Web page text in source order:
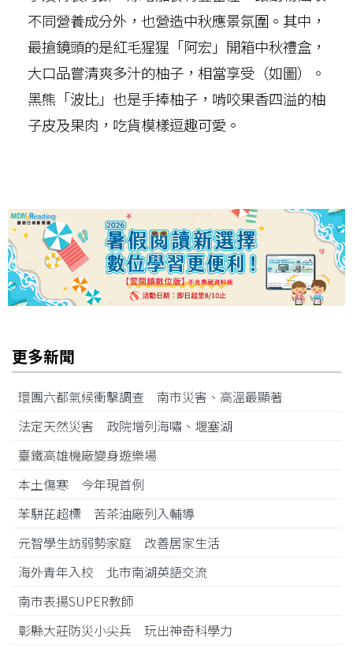
不同營養成分外，也營造中秋應景氛圍。其中，
最搶鏡頭的是紅毛猩猩「阿宏」開箱中秋禮盒，
大口品嘗清爽多汁的柚子，相當享受（如圖）。
黑熊「波比」也是手捧柚子，啃咬果香四溢的柚
子皮及果肉，吃貨模樣逗趣可愛。
更多新聞
環團六都氣候衝擊調查 南市災害、高溫最顯著
法定天然災害 政院增列海嘯、堰塞湖
臺鐵高雄機廠變身遊樂場
本土傷寒 今年現首例
苯駢芘超標 苦茶油廠列入輔導
元智學生訪弱勢家庭 改善居家生活
海外青年入校 北市南湖英語交流
南市表揚SUPER教師
彰縣大莊防災小尖兵 玩出神奇科學力